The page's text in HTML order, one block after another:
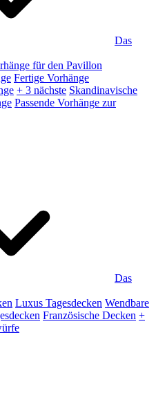
Das
für den Pavillon
Fertige Vorhänge
+ 3 nächste Skandinavische
Passende Vorhänge zur
Das
Luxus Tagesdecken Wendbare
Französische Decken +